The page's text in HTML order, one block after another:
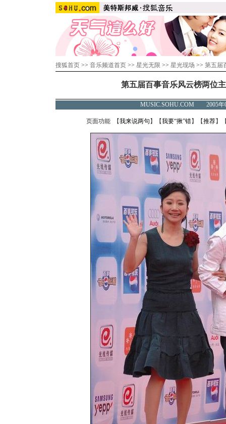
搜狐首页 >> 音乐频道首页 >> 星光无限 >> 星光现场 >> 第五届
第五届百事音乐风云榜两位
MUSIC.SOHU.COM 2005年
页面功能 【我来说两句 】【我要“揪”错】【推荐】